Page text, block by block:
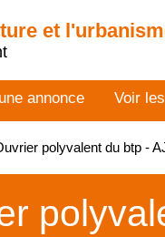
et
annonce Voir
polyvalent du btp -